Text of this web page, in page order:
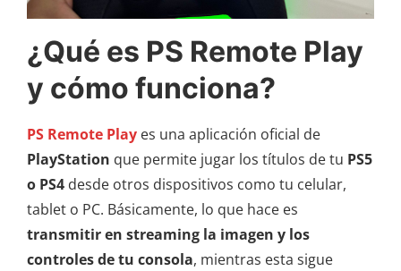
¿Qué es PS Remote Play
y cómo funciona?
PS Remote Play es una aplicación oficial de
PlayStation que permite jugar los títulos de tu PS5
o PS4 desde otros dispositivos como tu celular,
tablet o PC. Básicamente, lo que hace es
transmitir en streaming la imagen y los
controles de tu consola, mientras esta sigue